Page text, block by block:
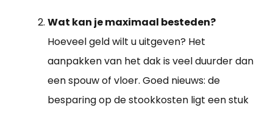
Wat kan je maximaal besteden?
Hoeveel geld wilt u uitgeven? Het
aanpakken van het dak is veel duurder dan
een spouw of vloer. Goed nieuws: de
besparing op de stookkosten ligt een stuk